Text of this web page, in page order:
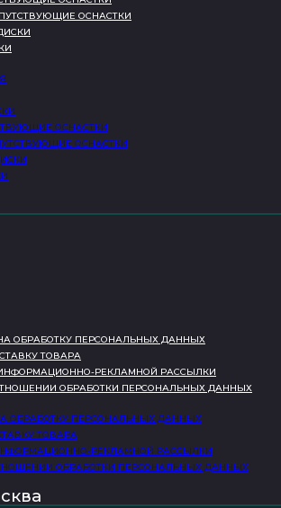
ОСНАСТКИ
ОСНАСТКИ
ОСНАСТКИ
ОБРАБОТКУ ПЕРСОНАЛЬНЫХ ДАННЫХ
ТОВАРА
РЕКЛАМНОЙ РАССЫЛКИ
ОБРАБОТКИ ПЕРСОНАЛЬНЫХ ДАННЫХ
ОБРАБОТКУ ПЕРСОНАЛЬНЫХ ДАННЫХ
ТОВАРА
РЕКЛАМНОЙ РАССЫЛКИ
ОБРАБОТКИ ПЕРСОНАЛЬНЫХ ДАННЫХ